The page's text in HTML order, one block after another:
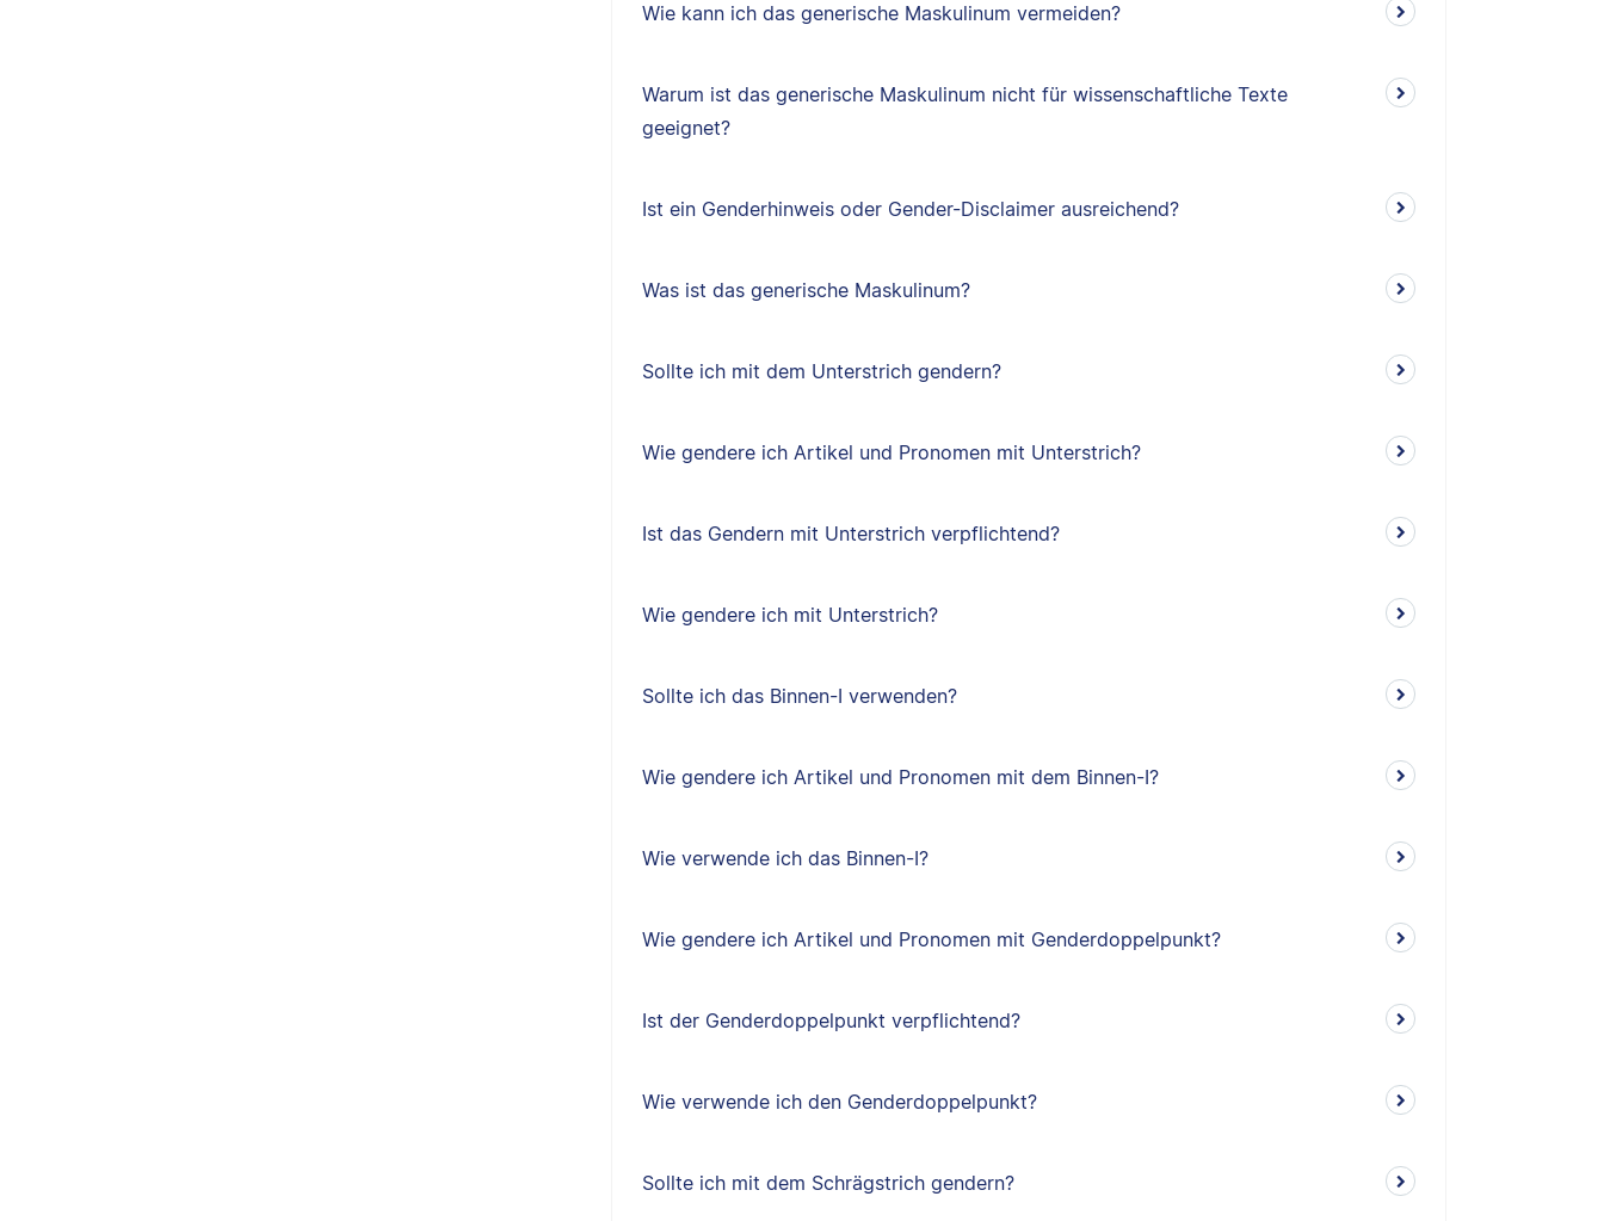
Wie kann ich das generische Maskulinum vermeiden?
Warum ist das generische Maskulinum nicht für wissenschaftliche Texte
geeignet?
Ist ein Genderhinweis oder Gender-Disclaimer ausreichend?
Was ist das generische Maskulinum?
Sollte ich mit dem Unterstrich gendern?
Wie gendere ich Artikel und Pronomen mit Unterstrich?
Ist das Gendern mit Unterstrich verpflichtend?
Wie gendere ich mit Unterstrich?
Sollte ich das Binnen-I verwenden?
Wie gendere ich Artikel und Pronomen mit dem Binnen-I?
Wie verwende ich das Binnen-I?
Wie gendere ich Artikel und Pronomen mit Genderdoppelpunkt?
Ist der Genderdoppelpunkt verpflichtend?
Wie verwende ich den Genderdoppelpunkt?
Sollte ich mit dem Schrägstrich gendern?